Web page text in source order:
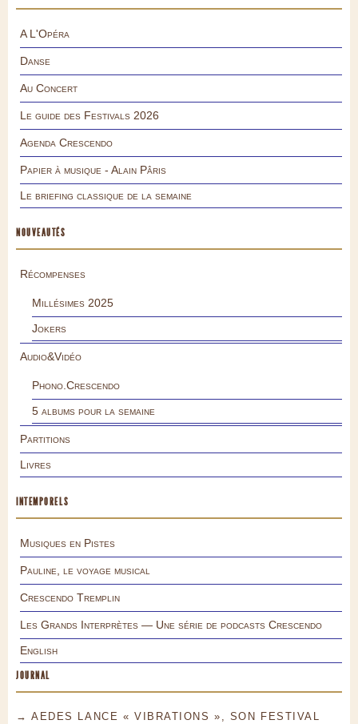
A L'Opéra
Danse
Au Concert
Le guide des Festivals 2026
Agenda Crescendo
Papier à musique - Alain Pâris
Le briefing classique de la semaine
NOUVEAUTÉS
Récompenses
Millésimes 2025
Jokers
Audio&Vidéo
Phono.Crescendo
5 albums pour la semaine
Partitions
Livres
INTEMPORELS
Musiques en Pistes
Pauline, le voyage musical
Crescendo Tremplin
Les Grands Interprètes — Une série de podcasts Crescendo
English
JOURNAL
→ AEDES LANCE « VIBRATIONS », SON FESTIVAL